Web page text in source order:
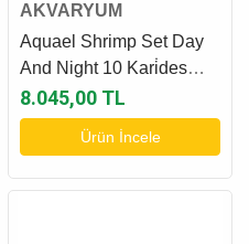
AKVARYUM
Aquael Shrimp Set Day
And Night 10 Kari̇des
Akvaryumu 10 L - Si̇yah
8.045,00 TL
Ürün İncele